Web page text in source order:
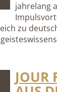
jahrelang
zu
JOUR